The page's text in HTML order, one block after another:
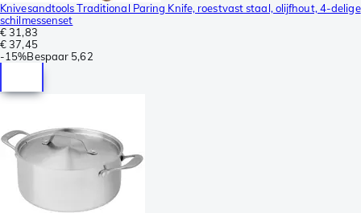
Knivesandtools Traditional Paring Knife, roestvast staal, olijfhout, 4-delige
schilmessenset
€ 31,83
€ 37,45
-15%Bespaar 5,62